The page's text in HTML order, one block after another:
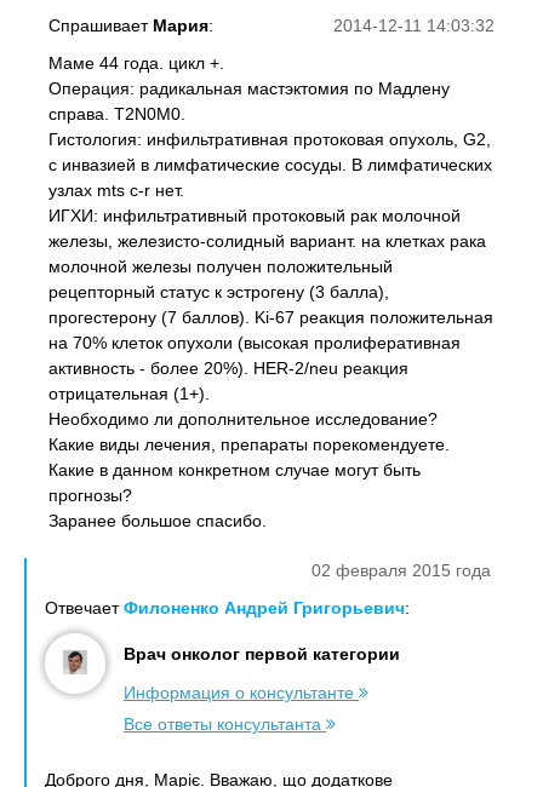
2014-12-11 14:03:32
Спрашивает Мария:
Маме 44 года. цикл +.
Операция: радикальная мастэктомия по Мадлену
справа. T2N0M0.
Гистология: инфильтративная протоковая опухоль, G2,
с инвазией в лимфатические сосуды. В лимфатических
узлах mts c-r нет.
ИГХИ: инфильтративный протоковый рак молочной
железы, железисто-солидный вариант. на клетках рака
молочной железы получен положительный
рецепторный статус к эстрогену (3 балла),
прогестерону (7 баллов). Ki-67 реакция положительная
на 70% клеток опухоли (высокая пролиферативная
активность - более 20%). HER-2/neu реакция
отрицательная (1+).
Необходимо ли дополнительное исследование?
Какие виды лечения, препараты порекомендуете.
Какие в данном конкретном случае могут быть
прогнозы?
Заранее большое спасибо.
02 февраля 2015 года
ОтвечаетФилоненко Андрей Григорьевич:
Врач онколог первой категории
Информация о консультанте
Все ответы консультанта
Доброго дня, Маріє. Вважаю, що додаткове